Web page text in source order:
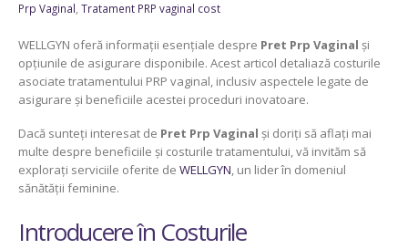
Prp Vaginal Tratament PRP vaginal cost
WELLGYN oferă informații esențiale despre Pret Prp Vaginal și
opțiunile de asigurare disponibile. Acest articol detaliază costurile
asociate tratamentului PRP vaginal, inclusiv aspectele legate de
asigurare și beneficiile acestei proceduri inovatoare.
Dacă sunteți interesat de Pret Prp Vaginal și doriți să aflați mai
multe despre beneficiile și costurile tratamentului, vă invităm să
explorați serviciile oferite de WELLGYN, un lider în domeniul
sănătății feminine.
Introducere în Costurile